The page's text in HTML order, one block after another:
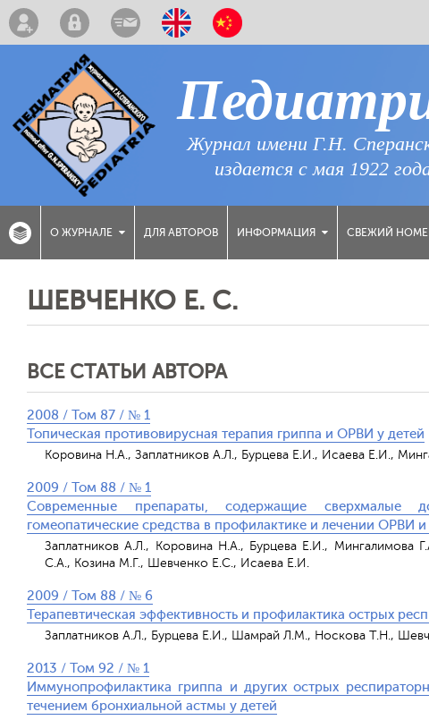
Журнал имени Г.Н.
издается с мая 1922
О ЖУРНАЛЕ ДЛЯ АВТОРОВ ИНФОРМАЦИЯ СВЕЖИЙ
ШЕВЧЕНКО Е. С.
ВСЕ СТАТЬИ АВТОРА
2008 / Том 87 / № 1
Топическая противовирусная терапия гриппа и ОРВИ у детей
Коровина Н.А., Заплатников А.Л., Бурцева Е.И., Исаева Е.И.,
2009 / Том 88 / № 1
Современные препараты, содержащие сверхмалые
гомеопатические средства в профилактике и лечении ОРВИ и
Заплатников А.Л., Коровина Н.А., Бурцева Е.И.,
С.А., Козина М.Г., Шевченко Е.С., Исаева Е.И.
2009 / Том 88 / № 6
Терапевтическая эффективность и профилактика острых
Заплатников А.Л., Бурцева Е.И., Шамрай Л.М., Носкова Т.Н.,
2013 / Том 92 / № 1
Иммунопрофилактика гриппа и других острых
течением бронхиальной астмы у детей